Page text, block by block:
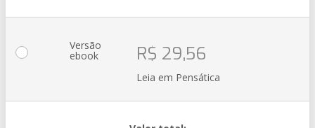
Versão
ebook R$ 29,56
Leia em Pensática